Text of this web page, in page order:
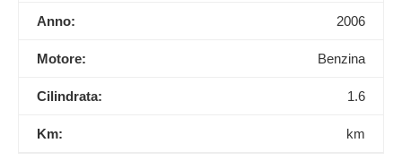
Anno: 2006
Motore: Benzina
Cilindrata: 1.6
Km: km